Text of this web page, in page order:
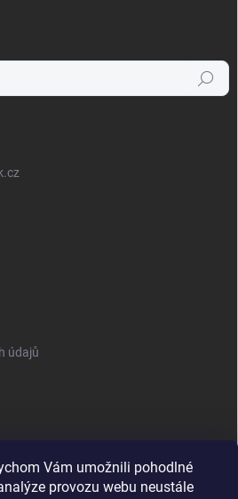
Vám umožnili pohodlné
provozu webu neustále
Hledat
údajů